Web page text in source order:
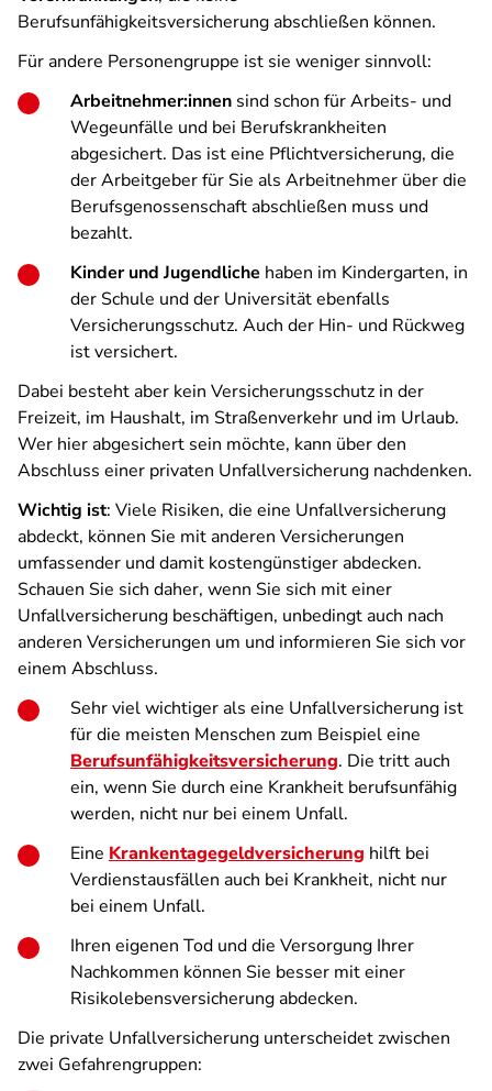
Berufsunfähigkeitsversicherung abschließen können.
Für andere Personengruppe ist sie weniger sinnvoll:
Arbeitnehmer:innen sind schon für Arbeits- und
Wegeunfälle und bei Berufskrankheiten
abgesichert. Das ist eine Pflichtversicherung, die
der Arbeitgeber für Sie als Arbeitnehmer über die
Berufsgenossenschaft abschließen muss und
bezahlt.
Kinder und Jugendliche haben im Kindergarten, in
der Schule und der Universität ebenfalls
Versicherungsschutz. Auch der Hin- und Rückweg
ist versichert.
Dabei besteht aber kein Versicherungsschutz in der
Freizeit, im Haushalt, im Straßenverkehr und im Urlaub.
Wer hier abgesichert sein möchte, kann über den
Abschluss einer privaten Unfallversicherung nachdenken.
Wichtig ist: Viele Risiken, die eine Unfallversicherung
abdeckt, können Sie mit anderen Versicherungen
umfassender und damit kostengünstiger abdecken.
Schauen Sie sich daher, wenn Sie sich mit einer
Unfallversicherung beschäftigen, unbedingt auch nach
anderen Versicherungen um und informieren Sie sich vor
einem Abschluss.
Sehr viel wichtiger als eine Unfallversicherung ist
für die meisten Menschen zum Beispiel eine
Berufsunfähigkeitsversicherung. Die tritt auch
ein, wenn Sie durch eine Krankheit berufsunfähig
werden, nicht nur bei einem Unfall.
Eine Krankentagegeldversicherung hilft bei
Verdienstausfällen auch bei Krankheit, nicht nur
bei einem Unfall.
Ihren eigenen Tod und die Versorgung Ihrer
Nachkommen können Sie besser mit einer
Risikolebensversicherung abdecken.
Die private Unfallversicherung unterscheidet zwischen
zwei Gefahrengruppen: